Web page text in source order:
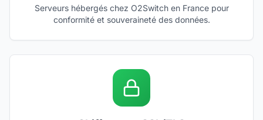
Serveurs hébergés chez O2Switch en France pour
conformité et souveraineté des données.